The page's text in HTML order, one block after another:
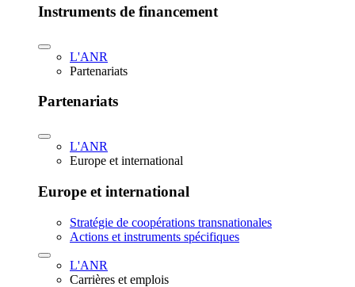
Instruments de financement
L'ANR
Partenariats
Partenariats
L'ANR
Europe et international
Europe et international
Stratégie de coopérations transnationales
Actions et instruments spécifiques
L'ANR
Carrières et emplois